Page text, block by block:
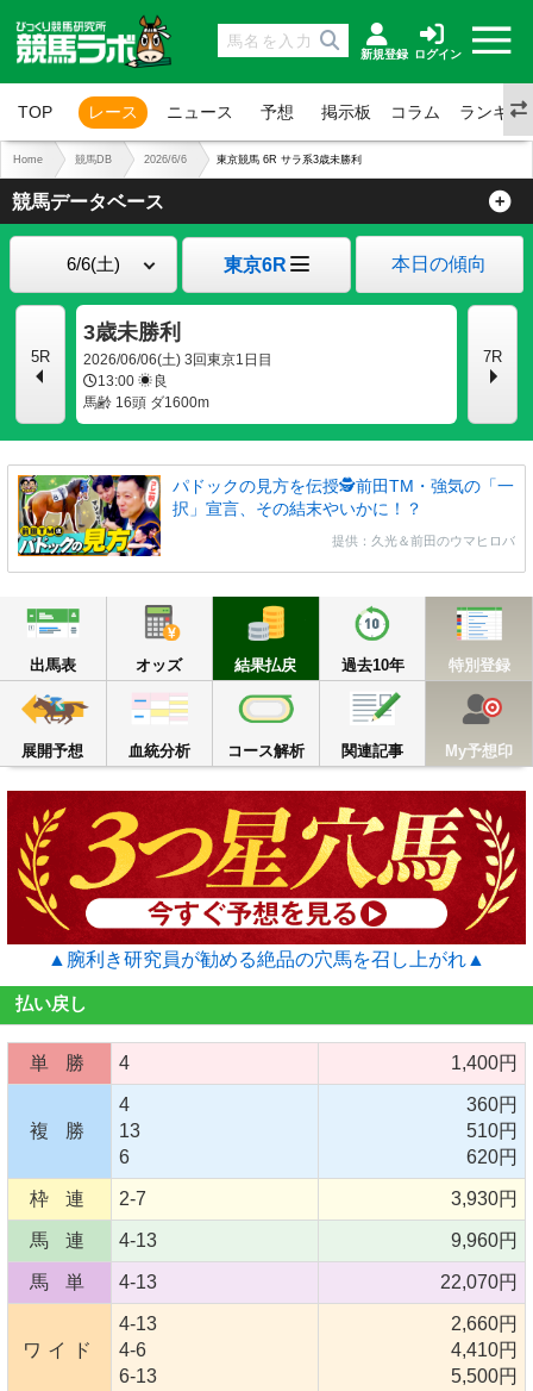
新規登録 ログイン
TOP レース ニュース 予想 掲示板 コラム ランキン
Home 競馬DB 2026/6/6 東京競馬 6R サラ系3歳未勝利
競馬データベース
東京6R 本日の傾向
5R
3歳未勝利
2026/06/06(土) 3回東京1日目
13:00
良
馬齢 16頭 ダ1600m
7R
パドックの見方を伝授🕵前田TM・強気の「一
択」宣言、その結末やいかに！？
提供：久光＆前田のウマヒロバ
出馬表 オッズ
結果払戻
結果払戻
過去10年
過去10年
特別登録
展開予想
展開予想
血統分析
血統分析
コース解析
コース解析
関連記事
関連記事 My予想印
▲腕利き研究員が勧める絶品の穴馬を召し上がれ▲
払い戻し
単 勝 4 1,400円
複 勝
4
13
6
360円
510円
620円
枠 連 2-7 3,930円
馬 連 4-13 9,960円
馬 単 4-13 22,070円
ワイド
4-13
4-6
6-13
2,660円
4,410円
5,500円